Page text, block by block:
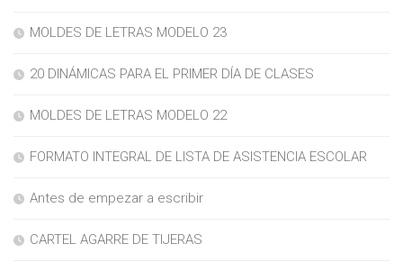
MOLDES DE LETRAS MODELO 23
20 DINÁMICAS PARA EL PRIMER DÍA DE CLASES
MOLDES DE LETRAS MODELO 22
FORMATO INTEGRAL DE LISTA DE ASISTENCIA ESCOLAR
Antes de empezar a escribir
CARTEL AGARRE DE TIJERAS